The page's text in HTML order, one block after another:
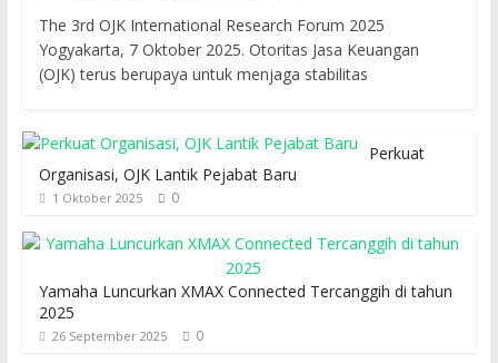
The 3rd OJK International Research Forum 2025
Yogyakarta, 7 Oktober 2025. Otoritas Jasa Keuangan
(OJK) terus berupaya untuk menjaga stabilitas
Perkuat
Organisasi, OJK Lantik Pejabat Baru
1 Oktober 2025 0
Yamaha Luncurkan XMAX Connected Tercanggih di tahun
2025
26 September 2025 0